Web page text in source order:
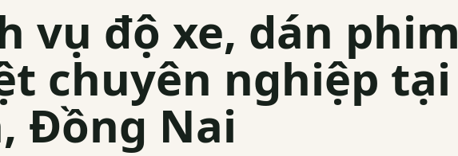
vụ độ xe, dán phim
chuyên nghiệp tại
Đồng Nai